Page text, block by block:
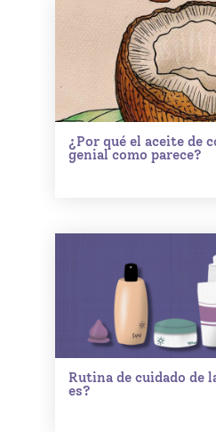
¿Por qué el aceite de
genial como parece?
Rutina de cuidado de
es?